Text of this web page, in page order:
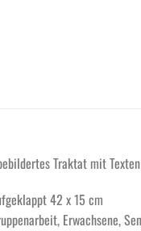
Traktat mit
42 x 15 cm
Erwachsene,